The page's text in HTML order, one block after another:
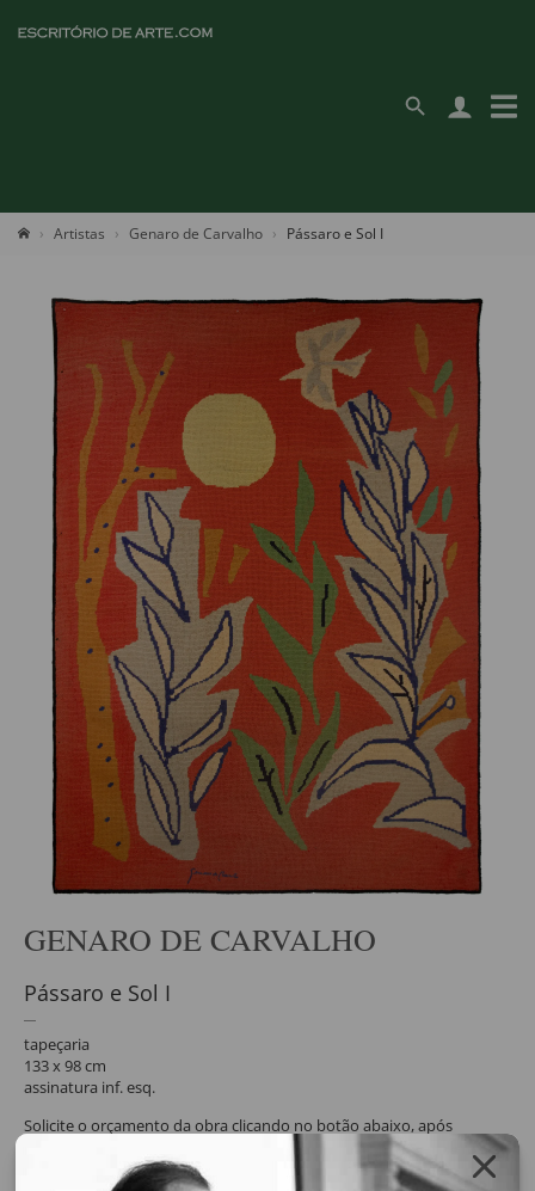
Artistas Genaro de Carvalho Pássaro e Sol I
GENARO DE CARVALHO
Pássaro e Sol I
tapeçaria
133 x 98 cm
assinatura inf. esq.
Solicite o orçamento da obra clicando no botão abaixo, após
confirmar o pedido de solicitação a resposta será enviada por email.